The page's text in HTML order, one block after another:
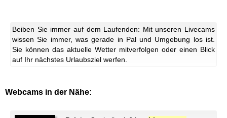
Beiben Sie immer auf dem Laufenden: Mit unseren Livecams
wissen Sie immer, was gerade in Pal und Umgebung los ist.
Sie können das aktuelle Wetter mitverfolgen oder einen Blick
auf Ihr nächstes Urlaubsziel werfen.
Webcams in der Nähe: